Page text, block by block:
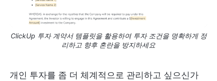
ClickUp 투자 계약서 템플릿을 활용하여 투자 조건을 명확하게 정
리하고 향후 혼란을 방지하세요
개인 투자를 좀 더 체계적으로 관리하고 싶으신가